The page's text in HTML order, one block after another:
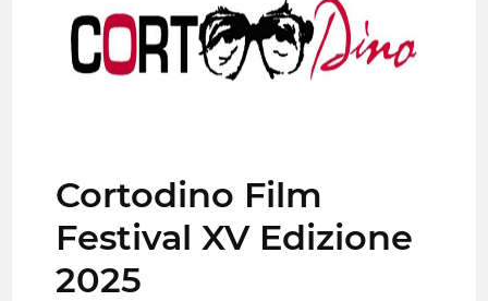
Cortodino Film
Festival XV Edizione
2025